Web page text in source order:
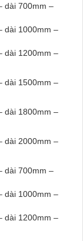
dài 700mm –
dài 1000mm –
dài 1200mm –
dài 1500mm –
dài 1800mm –
dài 2000mm –
dài 700mm –
dài 1000mm –
dài 1200mm –